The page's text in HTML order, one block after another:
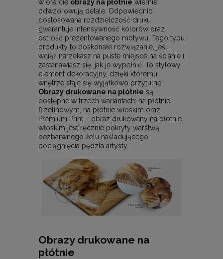
w ofercie obrazy na płótnie wiernie
odwzorowują detale. Odpowiednio
dostosowana rozdzielczość druku
gwarantuje intensywność kolorów oraz
ostrość prezentowanego motywu. Tego typu
produkty to doskonałe rozwiązanie, jeśli
wciąż narzekasz na puste miejsce na ścianie i
zastanawiasz się, jak je wypełnić. To stylowy
element dekoracyjny, dzięki któremu
wnętrze staje się wyjątkowo przytulne.
Obrazy drukowane na płótnie są
dostępne w trzech wariantach: na płótnie
flizelinowym, na płótnie włoskim oraz
Premium Print – obraz drukowany na płótnie
włoskim jest ręcznie pokryty warstwą
bezbarwnego żelu naśladującego
pociągnięcia pędzla artysty.
Obrazy drukowane na
płótnie